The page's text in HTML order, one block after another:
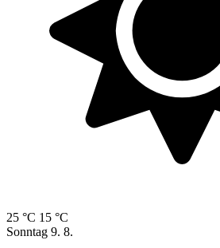
25 °C 15 °C
Sonntag 9. 8.